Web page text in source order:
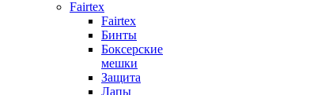
Fairtex
Fairtex
Бинты
Боксерские
мешки
Защита
Лапы